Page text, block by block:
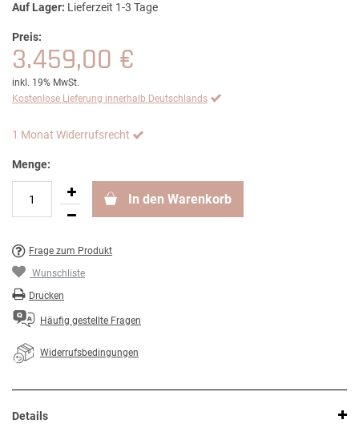
Auf Lager: Lieferzeit 1-3 Tage
Preis:
3.459,00 €
inkl. 19% MwSt.
Kostenlose Lieferung innerhalb Deutschlands
1 Monat Widerrufsrecht
Menge:
In den Warenkorb
Frage zum Produkt
Wunschliste
Drucken
Häufig gestellte Fragen
Widerrufsbedingungen
Details